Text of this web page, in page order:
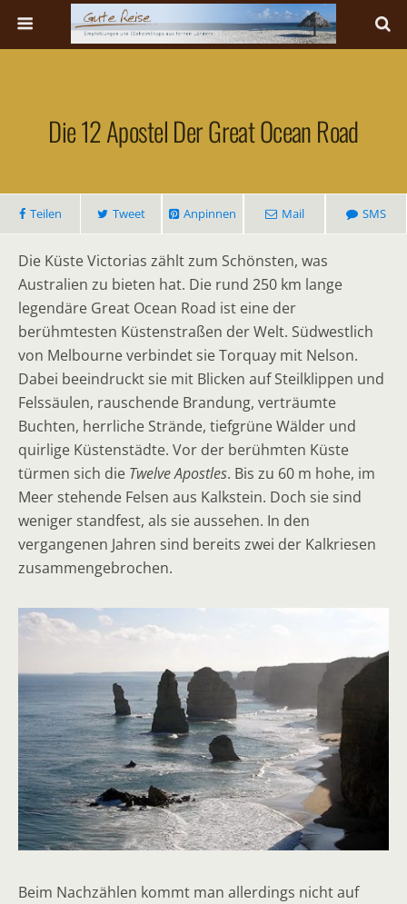
Die 12 Apostel Der Great Ocean Road
Teilen Tweet Anpinnen Mail SMS
Die Küste Victorias zählt zum Schönsten, was
Australien zu bieten hat. Die rund 250 km lange
legendäre Great Ocean Road ist eine der
berühmtesten Küstenstraßen der Welt. Südwestlich
von Melbourne verbindet sie Torquay mit Nelson.
Dabei beeindruckt sie mit Blicken auf Steilklippen und
Felssäulen, rauschende Brandung, verträumte
Buchten, herrliche Strände, tiefgrüne Wälder und
quirlige Küstenstädte. Vor der berühmten Küste
türmen sich die Twelve Apostles. Bis zu 60 m hohe, im
Meer stehende Felsen aus Kalkstein. Doch sie sind
weniger standfest, als sie aussehen. In den
vergangenen Jahren sind bereits zwei der Kalkriesen
zusammengebrochen.
Beim Nachzählen kommt man allerdings nicht auf